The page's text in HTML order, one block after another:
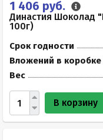
1 406 руб.
Династия Шоколад
100г)
Срок годности
Вложений в коробке
Вес
В корзину